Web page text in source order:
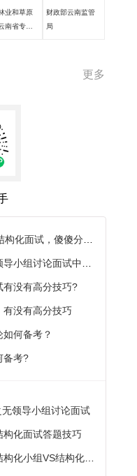
业和草原
南省专员
财政部云南监管
局
更多
面试，傻傻分不清?
讨论面试中脱颖而出
有没有高分技巧?
有没有高分技巧
何备考？
备考?
领导小组讨论面试
化面试答题技巧
结构化面试，傻傻分不清?